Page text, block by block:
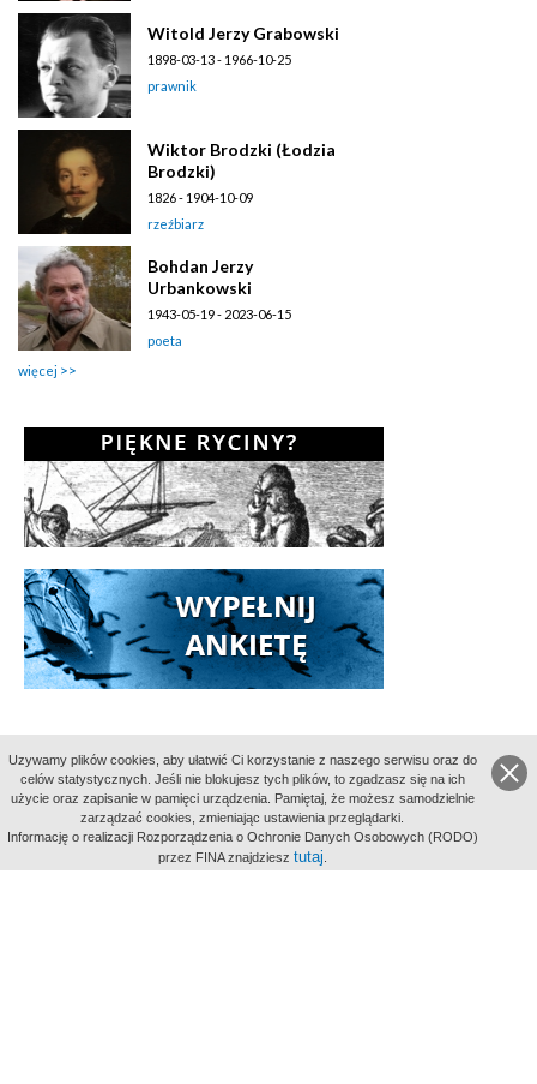
Witold Jerzy Grabowski
1898-03-13 - 1966-10-25
prawnik
Wiktor Brodzki (Łodzia
Brodzki)
1826 - 1904-10-09
rzeźbiarz
Bohdan Jerzy
Urbankowski
1943-05-19 - 2023-06-15
poeta
więcej
aktywności
Uzywamy plików cookies, aby ułatwić Ci korzystanie z naszego serwisu oraz do
celów statystycznych. Jeśli nie blokujesz tych plików, to zgadzasz się na ich
użycie oraz zapisanie w pamięci urządzenia. Pamiętaj, że możesz samodzielnie
zarządzać cookies, zmieniając ustawienia przeglądarki.
Informację o realizacji Rozporządzenia o Ochronie Danych Osobowych (RODO)
przez FINA znajdziesz tutaj